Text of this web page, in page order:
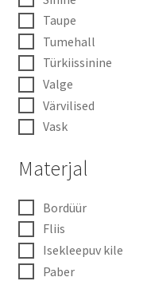
Taupe
Tumehall
Türkiissinine
Valge
Värvilised
Vask
Materjal
Bordüür
Fliis
Isekleepuv kile
Paber